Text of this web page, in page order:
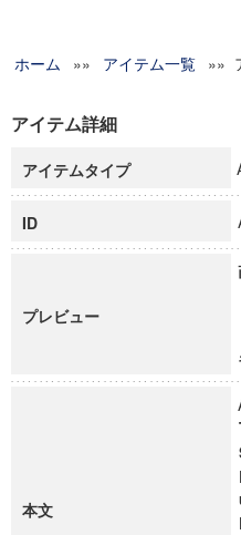
グローバルリサーチイン
科学研究費補助金研究成
慶應義塾大学グローバ
慶應義塾大学グローバ
博士課程教育リーディ
学術雑誌掲載論文等(8)
ホーム »» アイテム一覧 »»
アイテム詳細
アイテムタイプ
ID
プレビュー
本文